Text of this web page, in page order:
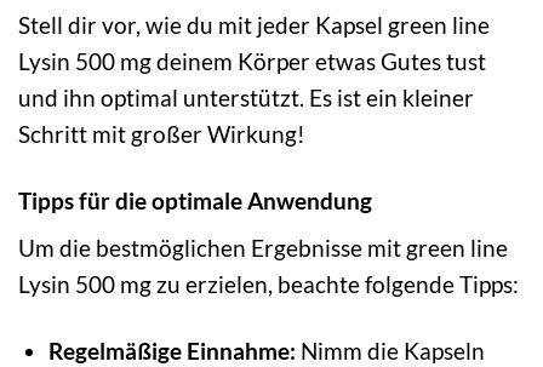
Stell dir vor, wie du mit jeder Kapsel green line
Lysin 500 mg deinem Körper etwas Gutes tust
und ihn optimal unterstützt. Es ist ein kleiner
Schritt mit großer Wirkung!
Tipps für die optimale Anwendung
Um die bestmöglichen Ergebnisse mit green line
Lysin 500 mg zu erzielen, beachte folgende Tipps:
Regelmäßige Einnahme: Nimm die Kapseln